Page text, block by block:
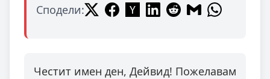
Сподели:
Честит имен ден, Дейвид! Пожелавам